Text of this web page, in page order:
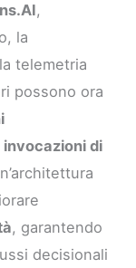
,
la
telemetria
possono ora
invocazioni di
, garantendo
decisionali